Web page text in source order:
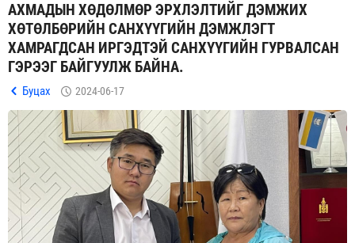
АХМАДЫН ХӨДӨЛМӨР ЭРХЛЭЛТИЙГ ДЭМЖИХ
ХӨТӨЛБӨРИЙН САНХҮҮГИЙН ДЭМЖЛЭГТ
ХАМРАГДСАН ИРГЭДТЭЙ САНХҮҮГИЙН ГУРВАЛСАН
ГЭРЭЭГ БАЙГУУЛЖ БАЙНА.
Буцах 2024-06-17